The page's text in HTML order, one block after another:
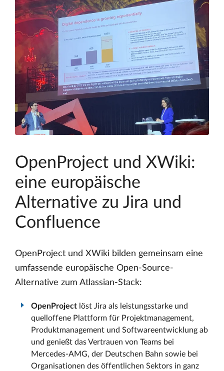
OpenProject und XWiki:
eine europäische
Alternative zu Jira und
Confluence
OpenProject und XWiki bilden gemeinsam eine
umfassende europäische Open-Source-
Alternative zum Atlassian-Stack:
OpenProject löst Jira als leistungsstarke und
quelloffene Plattform für Projektmanagement,
Produktmanagement und Softwareentwicklung ab
und genießt das Vertrauen von Teams bei
Mercedes-AMG, der Deutschen Bahn sowie bei
Organisationen des öffentlichen Sektors in ganz